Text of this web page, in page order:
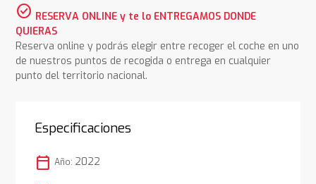
check_circle RESERVA ONLINE y te lo ENTREGAMOS DONDE
QUIERAS
Reserva online y podrás elegir entre recoger el coche en uno
de nuestros puntos de recogida o entrega en cualquier
punto del territorio nacional.
Especificaciones
calendar_today Año: 2022